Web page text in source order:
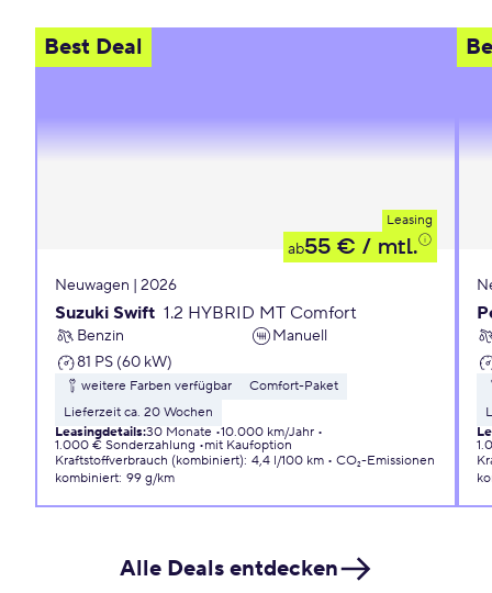
Best Deal
Leasing
ab55 € / mtl.
Neuwagen | 2026
Suzuki Swift 1.2 HYBRID MT Comfort
Benzin
Manuell
81 PS (60 kW)
weitere Farben verfügbar
Comfort-Paket
Lieferzeit ca. 20 Wochen
Leasingdetails:30 Monate 10.000 km/Jahr
1.000 € Sonderzahlung
mit Kaufoption
Kraftstoffverbrauch (kombiniert): 4,4 l/100 km
CO₂-Emissionen
kombiniert: 99 g/km
Alle Deals entdecken